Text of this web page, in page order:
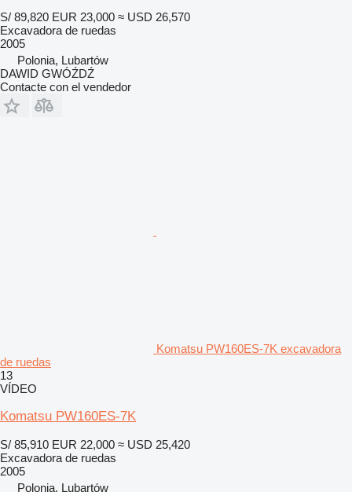
S/ 89,820 EUR 23,000 ≈ USD 26,570
Excavadora de ruedas
2005
Polonia, Lubartów
DAWID GWÓŹDŹ
Contacte con el vendedor
Komatsu PW160ES-7K excavadora
de ruedas
13
VÍDEO
Komatsu PW160ES-7K
S/ 85,910 EUR 22,000 ≈ USD 25,420
Excavadora de ruedas
2005
Polonia, Lubartów